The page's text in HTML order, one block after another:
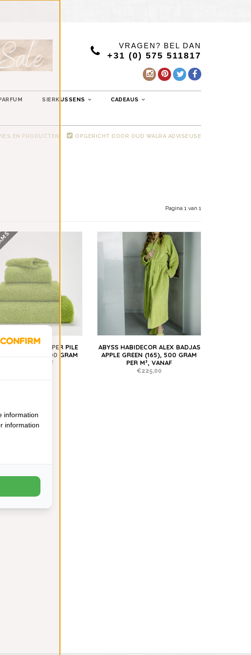
VRAGEN? BEL DAN
+31 (0) 575 511817
SIERKUSSENS CADEAUS
EN PRODUCTEN OPGERICHT DOOR OUD WALRA ADVISEUSE
Pagina 1 van 1
HABIDECOR SUPER PILE
GREEN (165), 700 GRAM
PER M², VANAF
ABYSS HABIDECOR ALEX BADJAS
APPLE GREEN (165), 500 GRAM
PER M², VANAF
€225,00
information
information